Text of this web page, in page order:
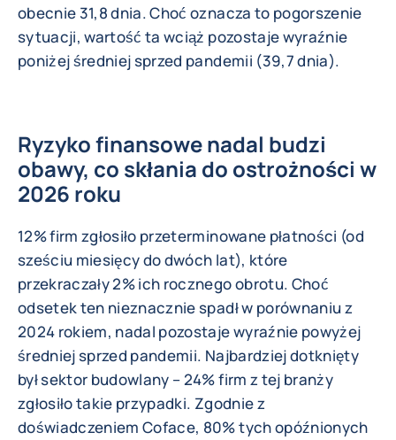
obecnie 31,8 dnia. Choć oznacza to pogorszenie
sytuacji, wartość ta wciąż pozostaje wyraźnie
poniżej średniej sprzed pandemii (39,7 dnia).
Ryzyko finansowe nadal budzi
obawy, co skłania do ostrożności w
2026 roku
12% firm zgłosiło przeterminowane płatności (od
sześciu miesięcy do dwóch lat), które
przekraczały 2% ich rocznego obrotu. Choć
odsetek ten nieznacznie spadł w porównaniu z
2024 rokiem, nadal pozostaje wyraźnie powyżej
średniej sprzed pandemii. Najbardziej dotknięty
był sektor budowlany – 24% firm z tej branży
zgłosiło takie przypadki. Zgodnie z
doświadczeniem Coface, 80% tych opóźnionych